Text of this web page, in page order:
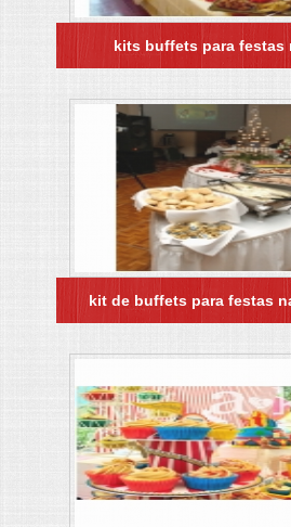
kits buffets para festas
kit de buffets para festas